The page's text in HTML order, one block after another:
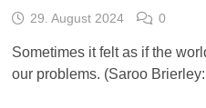
29. August 2024 0
Sometimes it felt as if the
our problems. (Saroo